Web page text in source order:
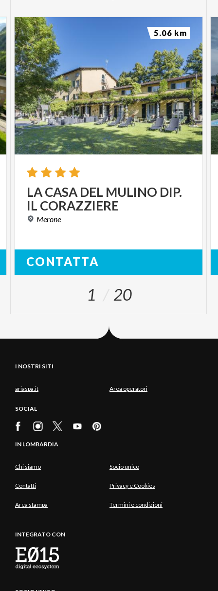
LACASA DEL MULINO DIP.
IL CORAZZIERE
Merone
CONTATTA
5.06 km
1 20
I NOSTRI SITI
ariaspa.it Area operatori
SOCIAL
IN LOMBARDIA
Chi siamo Socio unico
Contatti Privacy e Cookies
Area stampa Termini e condizioni
INTEGRATO CON